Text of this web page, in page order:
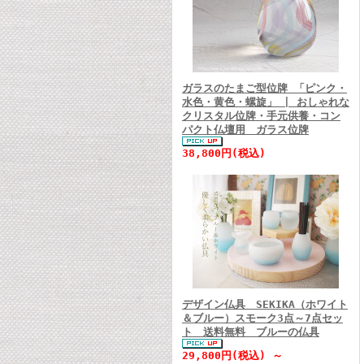
ガラスのたまご型位牌 「ピンク・
水色・黄色・螺旋」 | おしゃれな
クリスタル位牌・手元供養・コン
パクト仏壇用 ガラス位牌
38,800円(税込)
デザイン仏具 SEKIKA（ホワイト
＆ブルー）スモーク3点～7点セッ
ト 送料無料 ブルーの仏具
29,800円(税込) ～